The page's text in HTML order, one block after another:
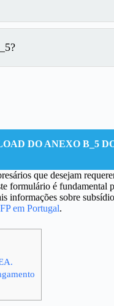
DO ANEXO B_5
que desejam
formulário é fundamental
informações sobre
em Portugal.